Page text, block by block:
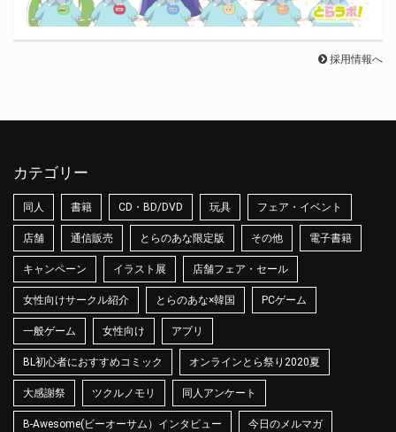
採用情報へ
カテゴリー
同人 書籍 CD・BD/DVD 玩具 フェア・イベント
店舗 通信販売 とらのあな限定版 その他 電子書籍
キャンペーン イラスト展 店舗フェア・セール
女性向けサークル紹介 とらのあな×韓国 PCゲーム
一般ゲーム 女性向け アプリ
BL初心者におすすめコミック オンラインとら祭り2020夏
大感謝祭 ツクルノモリ 同人アンケート
B-Awesome(ビーオーサム）インタビュー 今日のメルマガ